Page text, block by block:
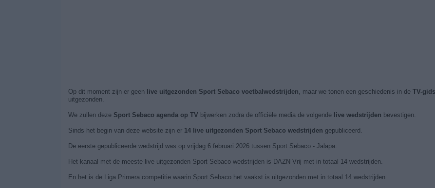
Op dit moment zijn er geen live uitgezonden Sport Sebaco voetbalwedstrijden, maar we tonen een geschiedenis in de TV-gids
uitgezonden.
We zullen deze Sport Sebaco agenda op TV bijwerken zodra de officiële media de volgende live wedstrijden bevestigen.
Sinds het begin van deze website zijn er 14 live uitgezonden Sport Sebaco wedstrijden gepubliceerd.
De eerste gepubliceerde wedstrijd was op vrijdag 6 februari 2026 tussen Sport Sebaco - Jalapa.
Het kanaal met de meeste live uitgezonden Sport Sebaco wedstrijden is DAZN Vrij met in totaal 14 wedstrijden.
En het is de Liga Primera competitie waarin Sport Sebaco het vaakst is uitgezonden met in totaal 14 wedstrijden.